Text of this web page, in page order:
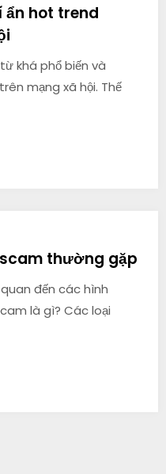
ẩn hot trend
khá phổ biến và
mạng xã hội. Thế
thường gặp
đến các hình
là gì? Các loại